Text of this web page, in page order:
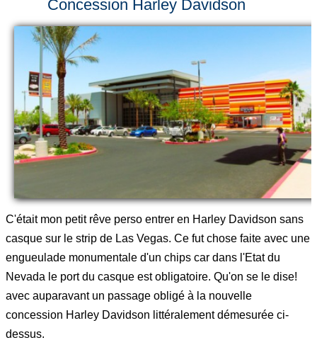
Concession Harley Davidson
C'était mon petit rêve perso entrer en Harley Davidson sans
casque sur le strip de Las Vegas. Ce fut chose faite avec une
engueulade monumentale d'un chips car dans l'Etat du
Nevada le port du casque est obligatoire. Qu'on se le dise!
avec auparavant un passage obligé à la nouvelle
concession Harley Davidson littéralement démesurée ci-
dessus.